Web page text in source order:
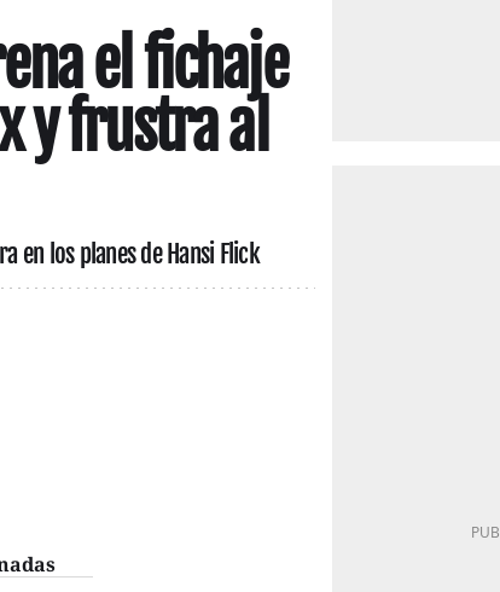
el fichaje
y frustra al
en los planes de Hansi Flick